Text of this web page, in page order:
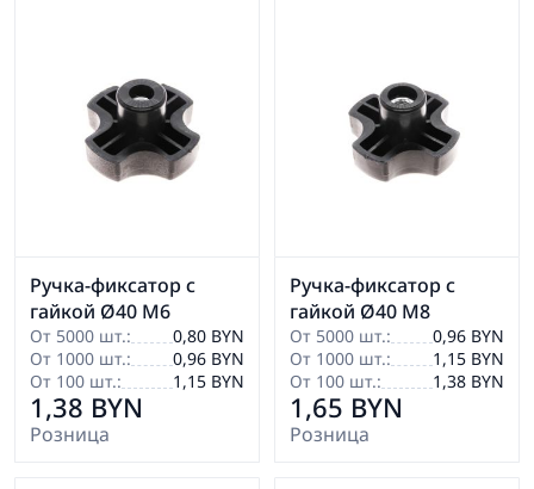
Ручка-фиксатор с
гайкой Ø40 М6
От 5000 шт.:
0,80 BYN
От 1000 шт.:
0,96 BYN
От 100 шт.:
1,15 BYN
1,38 BYN
Розница
Ручка-фиксатор с
гайкой Ø40 М8
От 5000 шт.:
0,96 BYN
От 1000 шт.:
1,15 BYN
От 100 шт.:
1,38 BYN
1,65 BYN
Розница